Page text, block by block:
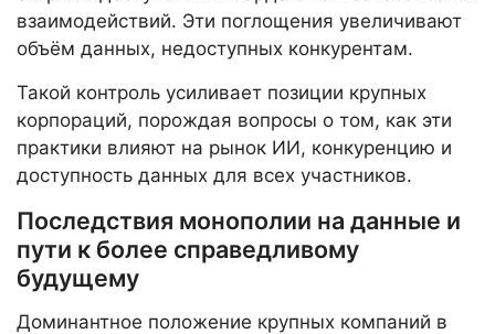
взаимодействий. Эти поглощения увеличивают
объём данных, недоступных конкурентам.
Такой контроль усиливает позиции крупных
корпораций, порождая вопросы о том, как эти
практики влияют на рынок ИИ, конкуренцию и
доступность данных для всех участников.
Последствия монополии на данные и
пути к более справедливому
будущему
Доминантное положение крупных компаний в